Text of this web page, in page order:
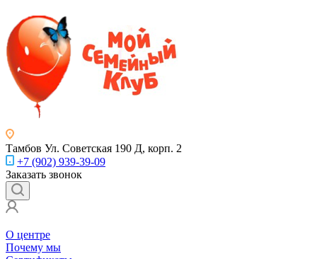
Тамбов Ул. Советская 190 Д, корп. 2
+7 (902) 939-39-09
Заказать звонок
О центре
Почему мы